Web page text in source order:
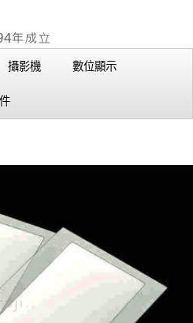
攝影機 數位顯示